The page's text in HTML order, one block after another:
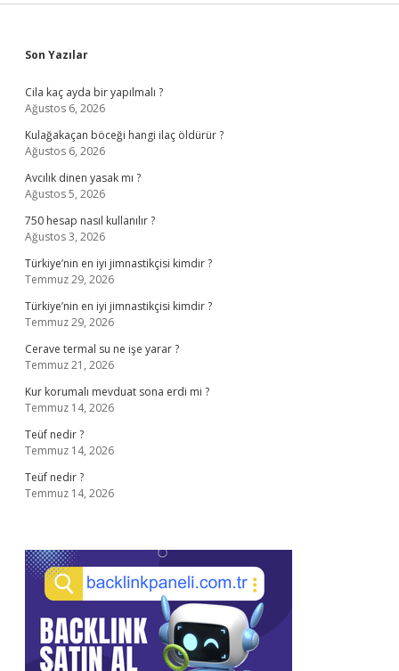
Sidebar
Son Yazılar
Cila kaç ayda bir yapılmalı ?
Ağustos 6, 2026
Kulağakaçan böceği hangi ilaç öldürür ?
Ağustos 6, 2026
Avcılık dinen yasak mı ?
Ağustos 5, 2026
750 hesap nasıl kullanılır ?
Ağustos 3, 2026
Türkiye’nin en iyi jimnastikçisi kimdir ?
Temmuz 29, 2026
Türkiye’nin en iyi jimnastikçisi kimdir ?
Temmuz 29, 2026
Cerave termal su ne işe yarar ?
Temmuz 21, 2026
Kur korumalı mevduat sona erdi mi ?
Temmuz 14, 2026
Teüf nedir ?
Temmuz 14, 2026
Teüf nedir ?
Temmuz 14, 2026